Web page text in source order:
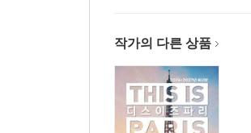
작가의 다른 상품